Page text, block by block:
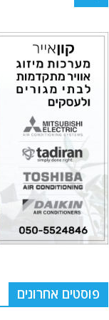
פוסטים אחרונים